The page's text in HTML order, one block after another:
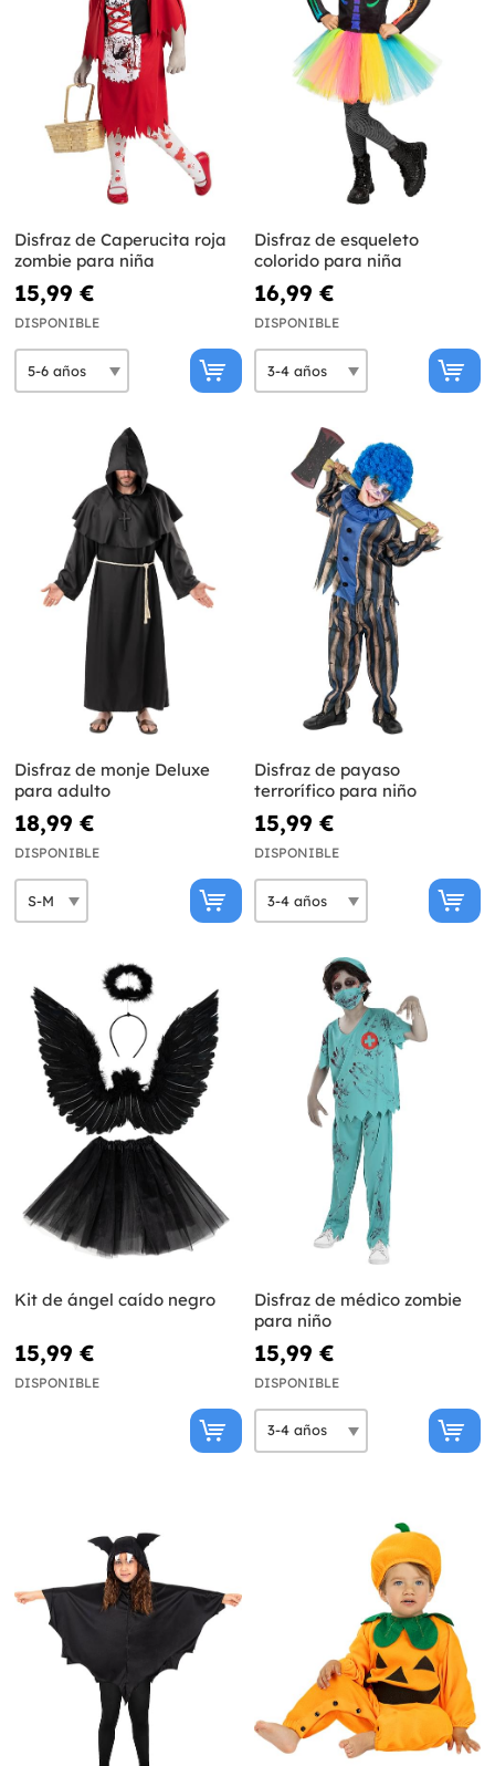
Disfraz de Caperucita roja
zombie para niña
15,99 €
DISPONIBLE
Disfraz de esqueleto
colorido para niña
16,99 €
DISPONIBLE
Disfraz de monje Deluxe
para adulto
18,99 €
DISPONIBLE
Disfraz de payaso
terrorífico para niño
15,99 €
DISPONIBLE
Kit de ángel caído negro
15,99 €
DISPONIBLE
Disfraz de médico zombie
para niño
15,99 €
DISPONIBLE